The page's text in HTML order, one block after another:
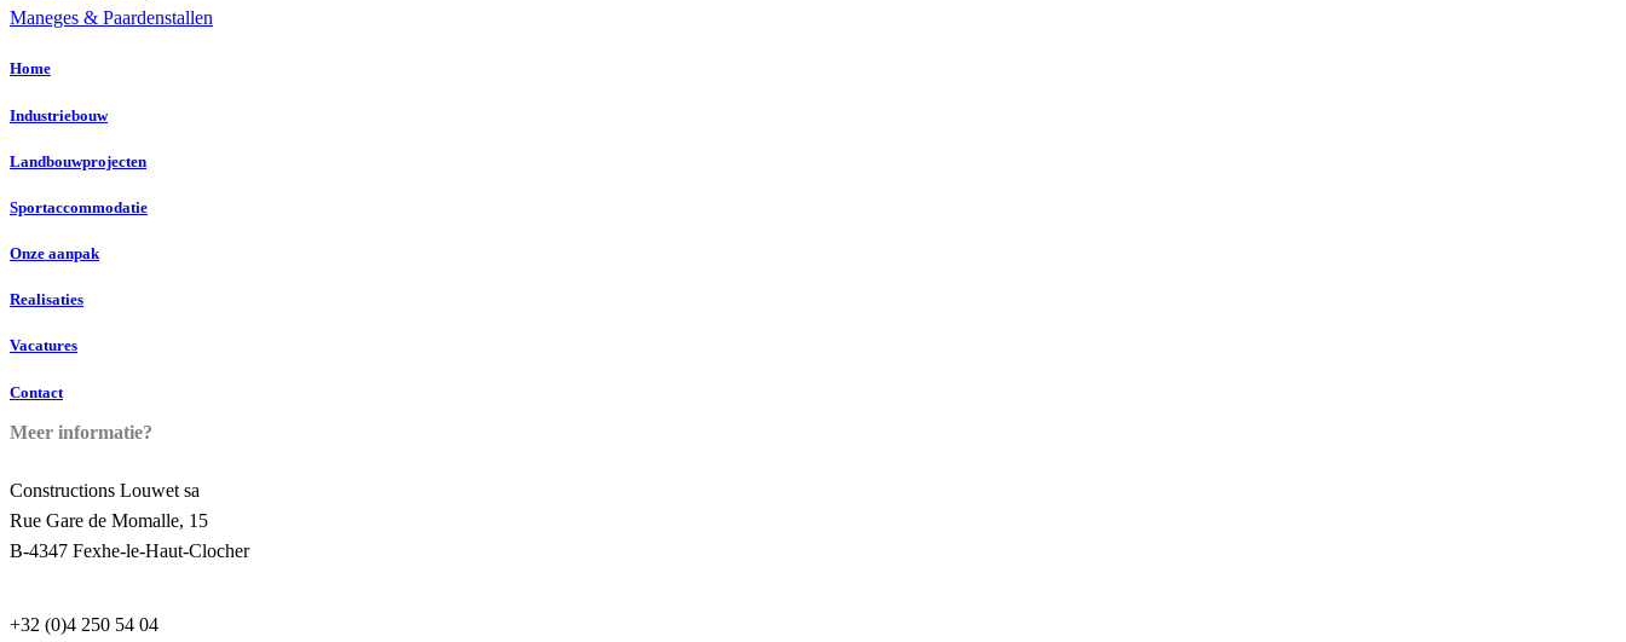
Maneges & Paardenstallen
Home
Industriebouw
Landbouwprojecten
Sportaccommodatie
Onze aanpak
Realisaties
Vacatures
Contact
Meer informatie?
Constructions Louwet sa
Rue Gare de Momalle, 15
B-4347 Fexhe-le-Haut-Clocher
+32 (0)4 250 54 04